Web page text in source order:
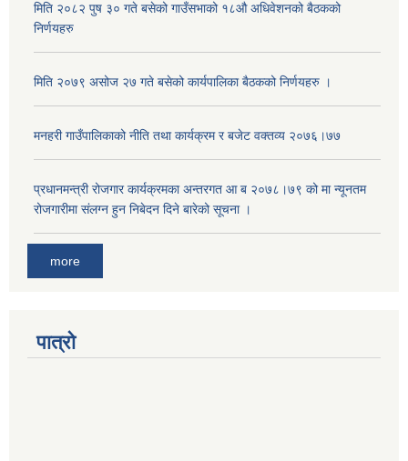
मिति २०८२ पुष ३० गते बसेको गाउँसभाको १८औ अधिवेशनको बैठकको
निर्णयहरु
मिति २०७९ असोज २७ गते बसेको कार्यपालिका बैठकको निर्णयहरु ।
मनहरी गाउँपालिकाको नीति तथा कार्यक्रम र बजेट वक्तव्य २०७६।७७
प्रधानमन्त्री रोजगार कार्यक्रमका अन्तरगत आ ब २०७८।७९ को मा न्यूनतम
रोजगारीमा संलग्न हुन निबेदन दिने बारेको सूचना ।
more
पात्रो